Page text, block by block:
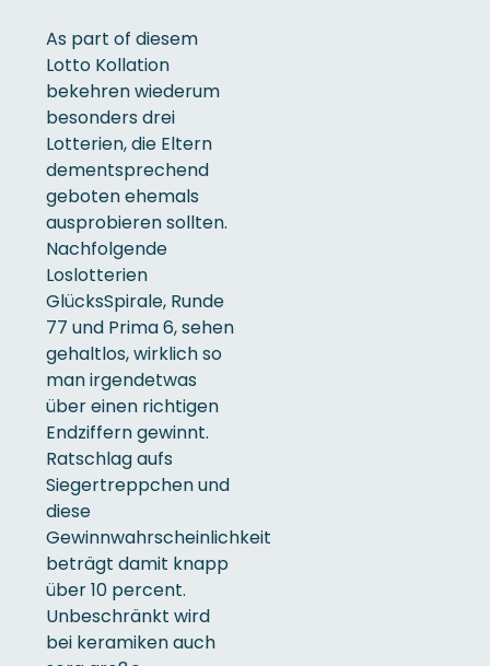
As part of diesem
Lotto Kollation
bekehren wiederum
besonders drei
Lotterien, die Eltern
dementsprechend
geboten ehemals
ausprobieren sollten.
Nachfolgende
Loslotterien
GlücksSpirale, Runde
77 und Prima 6, sehen
gehaltlos, wirklich so
man irgendetwas
über einen richtigen
Endziffern gewinnt.
Ratschlag aufs
Siegertreppchen und
diese
Gewinnwahrscheinlichkeit
beträgt damit knapp
über 10 percent.
Unbeschränkt wird
bei keramiken auch